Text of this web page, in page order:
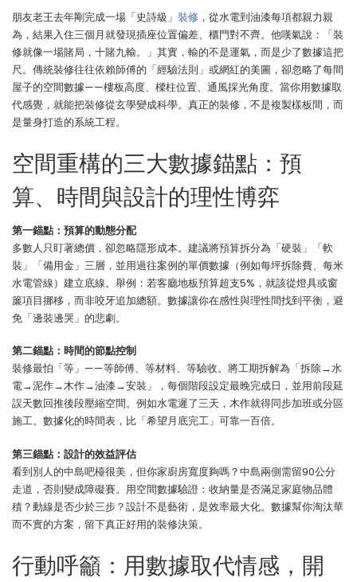
朋友老王去年剛完成一場「史詩級」 裝修 ，從水電到油漆每項都親力親
為，結果入住三個月就發現插座位置偏差、櫃門對不齊。他嘆氣說：「裝
修就像一場賭局，十賭九輸。」其實，輸的不是運氣，而是少了數據這把
尺。傳統裝修往往依賴師傅的「經驗法則」或網紅的美圖，卻忽略了每間
屋子的空間數據——樓板高度、樑柱位置、通風採光角度。當你用數據取
代感覺，就能把裝修從玄學變成科學。真正的裝修，不是複製樣板間，而
是量身打造的系統工程。
空間重構的三大數據錨點：預
算、時間與設計的理性博弈
第一錨點：預算的動態分配
多數人只盯著總價，卻忽略隱形成本。建議將預算拆分為「硬裝」「軟
裝」「備用金」三層，並用過往案例的單價數據（例如每坪拆除費、每米
水電管線）建立底線。舉例：若客廳地板預算超支5%，就該從燈具或窗
簾項目挪移，而非咬牙追加總額。數據讓你在感性與理性間找到平衡，避
免「邊裝邊哭」的悲劇。
第二錨點：時間的節點控制
裝修最怕「等」——等師傅、等材料、等驗收。將工期拆解為「拆除→水
電→泥作→木作→油漆→安裝」，每個階段設定最晚完成日，並用前段延
誤天數回推後段壓縮空間。例如水電遲了三天，木作就得同步加班或分區
施工。數據化的時間表，比「希望月底完工」可靠一百倍。
第三錨點：設計的效益評估
看到別人的中島吧檯很美，但你家廚房寬度夠嗎？中島兩側需留90公分
走道，否則變成障礙賽。用空間數據驗證：收納量是否滿足家庭物品體
積？動線是否少於三步？設計不是藝術，是效率最大化。數據幫你淘汰華
而不實的方案，留下真正好用的裝修決策。
行動呼籲：用數據取代情感，開